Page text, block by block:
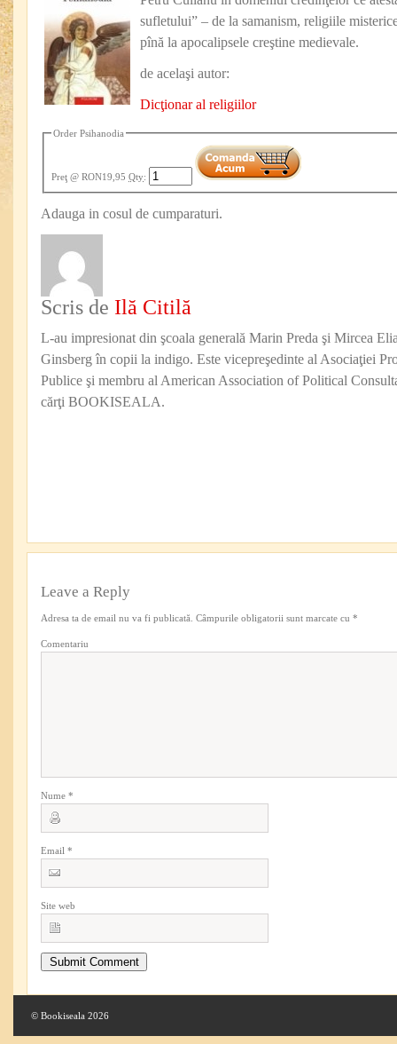
sufletului” – de la samanism, religiile
pînă la apocalipsele creştine medievale.
de acelaşi autor:
Dicţionar al religiilor
Order Psihanodia
Preţ @ RON19,95 Qty:
Adauga in cosul de cumparaturi.
Scris de Ilă Citilă
L-au impresionat din şcoala generală Marin Preda şi Mircea
Ginsberg în copii la indigo. Este vicepreşedinte al Asociaţiei
Publice şi membru al American Association of Political
cărţi BOOKISEALA.
Leave a Reply
Adresa ta de email nu va fi publicată. Câmpurile obligatorii sunt marcate cu *
Comentariu
Nume *
Email *
Site web
© Bookiseala 2026